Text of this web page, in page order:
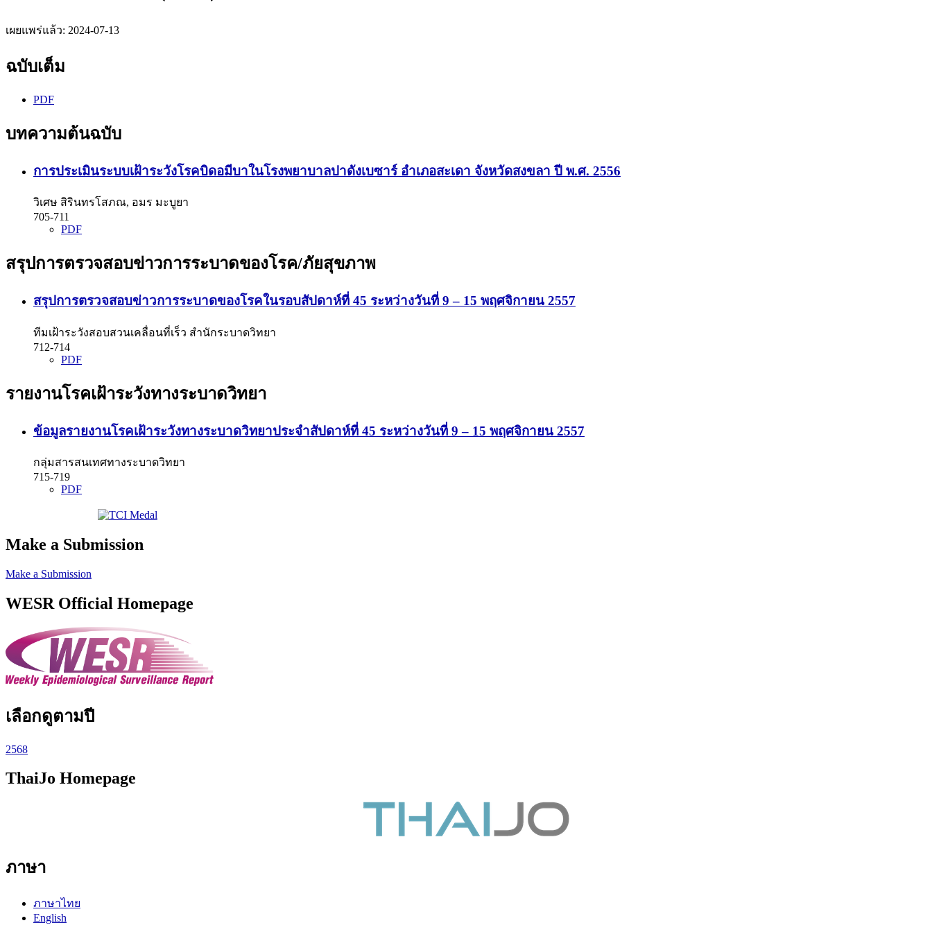
เผยแพร่แล้ว: 2024-07-13
ฉบับเต็ม
PDF
บทความต้นฉบับ
การประเมินระบบเฝ้าระวังโรคบิดอมีบาในโรงพยาบาลปาดังเบซาร์ อำเภอสะเดา จังหวัดสงขลา ปี พ.ศ. 2556
วิเศษ สิรินทรโสภณ, อมร มะบูยา
705-711
PDF
สรุปการตรวจสอบข่าวการระบาดของโรค/ภัยสุขภาพ
สรุปการตรวจสอบข่าวการระบาดของโรคในรอบสัปดาห์ที่ 45 ระหว่างวันที่ 9 – 15 พฤศจิกายน 2557
ทีมเฝ้าระวังสอบสวนเคลื่อนที่เร็ว สำนักระบาดวิทยา
712-714
PDF
รายงานโรคเฝ้าระวังทางระบาดวิทยา
ข้อมูลรายงานโรคเฝ้าระวังทางระบาดวิทยาประจำสัปดาห์ที่ 45 ระหว่างวันที่ 9 – 15 พฤศจิกายน 2557
กลุ่มสารสนเทศทางระบาดวิทยา
715-719
PDF
Make a Submission
Make a Submission
WESR Official Homepage
เลือกดูตามปี
2568
ThaiJo Homepage
ภาษา
ภาษาไทย
English